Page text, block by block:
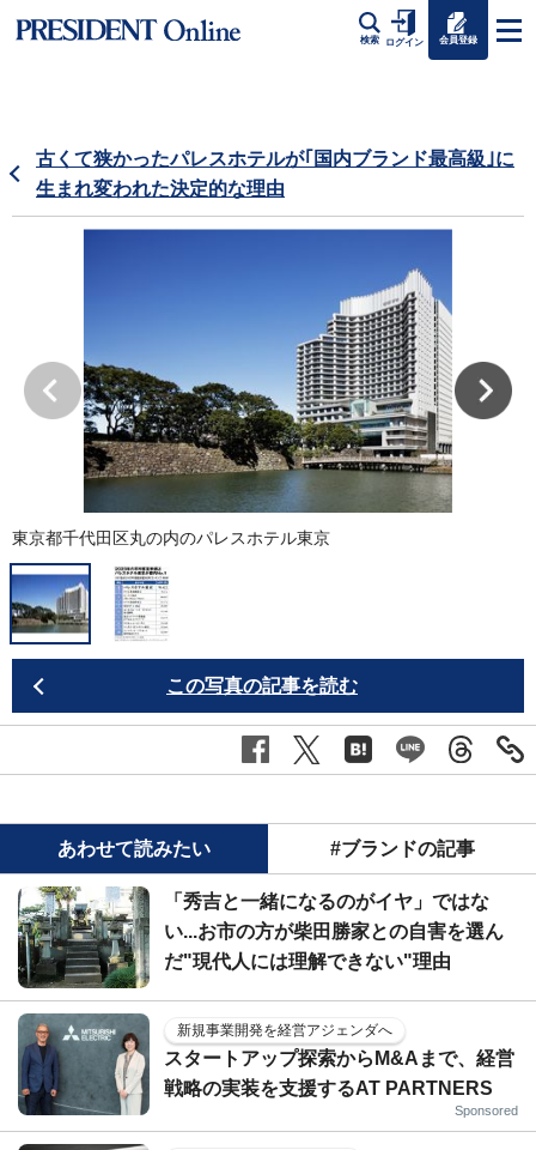
検索 ログイン 会員登録
古くて狭かったパレスホテルが｢国内ブランド最高級｣に
生まれ変われた決定的な理由
東京都千代田区丸の内のパレスホテル東京
この写真の記事を読む
あわせて読みたい #ブランドの記事
「秀吉と一緒になるのがイヤ」ではな
い...お市の方が柴田勝家との自害を選ん
だ"現代人には理解できない"理由
新規事業開発を経営アジェンダへ
スタートアップ探索からM&Aまで、経営
戦略の実装を支援するAT PARTNERS
Sponsored